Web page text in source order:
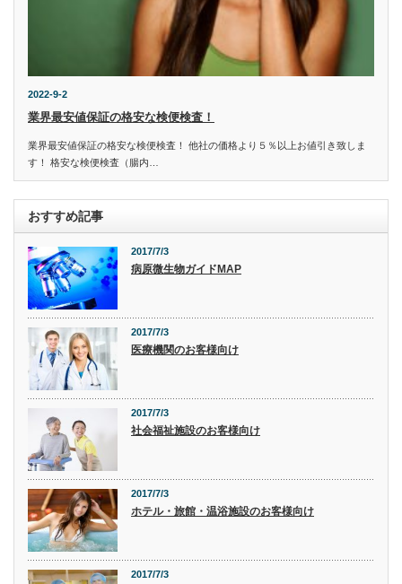
2022-9-2
業界最安値保証の格安な検便検査！
業界最安値保証の格安な検便検査！ 他社の価格より５％以上お値引き致しま
す！ 格安な検便検査（腸内…
おすすめ記事
2017/7/3
病原微生物ガイドMAP
2017/7/3
医療機関のお客様向け
2017/7/3
社会福祉施設のお客様向け
2017/7/3
ホテル・旅館・温浴施設のお客様向け
2017/7/3